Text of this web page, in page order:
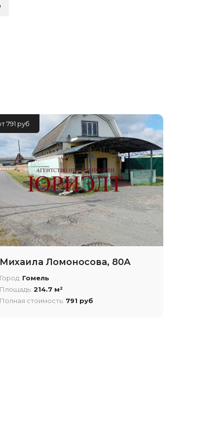
791 руб
Михаила Ломоносова, 80А
Город: Гомель
Площадь:214.7 м²
Полная стоимость: 791 руб